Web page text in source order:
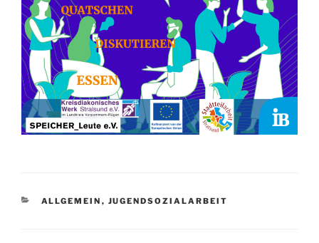
KATEGORIEN
ALLGEMEIN , JUGENDSOZIALARBEIT